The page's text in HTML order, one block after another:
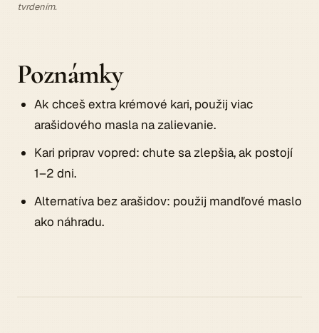
tvrdením.
Poznámky
Ak chceš extra krémové kari, použij viac
arašidového masla na zalievanie.
Kari priprav vopred: chute sa zlepšia, ak postojí
1–2 dni.
Alternatíva bez arašidov: použij mandľové maslo
ako náhradu.